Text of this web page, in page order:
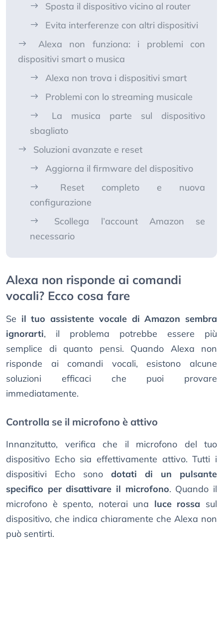
Sposta il dispositivo vicino al router
Evita interferenze con altri dispositivi
Alexa non funziona: i problemi con
dispositivi smart o musica
Alexa non trova i dispositivi smart
Problemi con lo streaming musicale
La musica parte sul dispositivo
sbagliato
Soluzioni avanzate e reset
Aggiorna il firmware del dispositivo
Reset completo e nuova
configurazione
Scollega l’account Amazon se
necessario
Alexa non risponde ai comandi
vocali? Ecco cosa fare
Se il tuo assistente vocale di Amazon sembra
ignorarti, il problema potrebbe essere più
semplice di quanto pensi. Quando Alexa non
risponde ai comandi vocali, esistono alcune
soluzioni efficaci che puoi provare
immediatamente.
Controlla se il microfono è attivo
Innanzitutto, verifica che il microfono del tuo
dispositivo Echo sia effettivamente attivo. Tutti i
dispositivi Echo sono dotati di un pulsante
specifico per disattivare il microfono. Quando il
microfono è spento, noterai una luce rossa sul
dispositivo, che indica chiaramente che Alexa non
può sentirti.